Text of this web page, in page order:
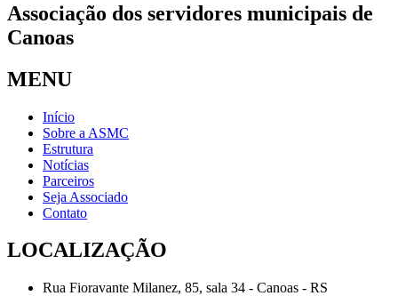
Associação dos servidores municipais de
Canoas
MENU
Início
Sobre a ASMC
Estrutura
Notícias
Parceiros
Seja Associado
Contato
LOCALIZAÇÃO
Rua Fioravante Milanez, 85, sala 34 - Canoas - RS